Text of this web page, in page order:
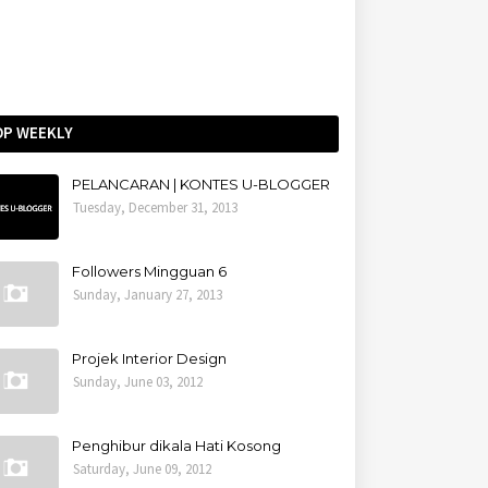
WEEKLY
PELANCARAN | KONTES U-BLOGGER
Tuesday, December 31, 2013
Followers Mingguan 6
Sunday, January 27, 2013
Projek Interior Design
Sunday, June 03, 2012
Penghibur dikala Hati Kosong
Saturday, June 09, 2012